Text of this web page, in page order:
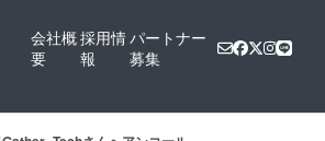
会社概
要
採用情
報
パートナー
募集